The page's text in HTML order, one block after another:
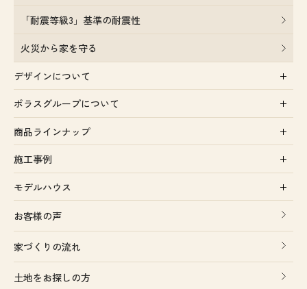
「耐震等級3」基準の耐震性
火災から家を守る
デザインについて
ポラスグループについて
商品ラインナップ
施工事例
モデルハウス
お客様の声
家づくりの流れ
土地をお探しの方